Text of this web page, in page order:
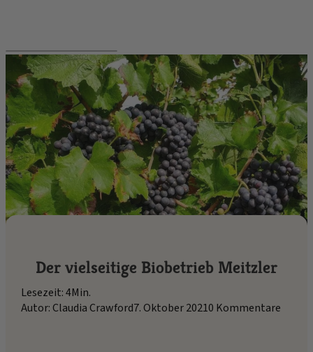
Der vielseitige Biobetrieb Meitzler
Lesezeit: 4Min.
Autor: Claudia Crawford7. Oktober 20210 Kommentare